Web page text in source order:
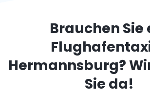
Brauchen Sie
Hermannsburg?
Sie da!